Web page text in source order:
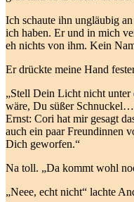
Ich schaute ihn ungläubig
ich haben. Er und in mich
eh nichts von ihm. Kein
Er drückte meine Hand
„Stell Dein Licht nicht
wäre, Du süßer
Ernst: Cori hat mir gesagt
auch ein paar Freundinnen
Dich geworfen.“
Na toll. „Da kommt wohl
„Neee, echt nicht“ lachte